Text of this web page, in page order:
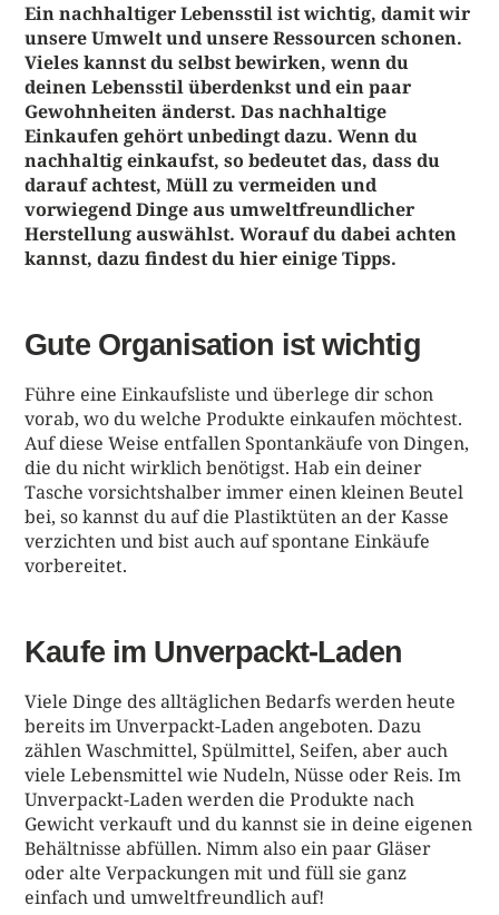
Ein nachhaltiger Lebensstil ist wichtig, damit wir
unsere Umwelt und unsere Ressourcen schonen.
Vieles kannst du selbst bewirken, wenn du
deinen Lebensstil überdenkst und ein paar
Gewohnheiten änderst. Das nachhaltige
Einkaufen gehört unbedingt dazu. Wenn du
nachhaltig einkaufst, so bedeutet das, dass du
darauf achtest, Müll zu vermeiden und
vorwiegend Dinge aus umweltfreundlicher
Herstellung auswählst. Worauf du dabei achten
kannst, dazu findest du hier einige Tipps.
Gute Organisation ist wichtig
Führe eine Einkaufsliste und überlege dir schon
vorab, wo du welche Produkte einkaufen möchtest.
Auf diese Weise entfallen Spontankäufe von Dingen,
die du nicht wirklich benötigst. Hab ein deiner
Tasche vorsichtshalber immer einen kleinen Beutel
bei, so kannst du auf die Plastiktüten an der Kasse
verzichten und bist auch auf spontane Einkäufe
vorbereitet.
Kaufe im Unverpackt-Laden
Viele Dinge des alltäglichen Bedarfs werden heute
bereits im Unverpackt-Laden angeboten. Dazu
zählen Waschmittel, Spülmittel, Seifen, aber auch
viele Lebensmittel wie Nudeln, Nüsse oder Reis. Im
Unverpackt-Laden werden die Produkte nach
Gewicht verkauft und du kannst sie in deine eigenen
Behältnisse abfüllen. Nimm also ein paar Gläser
oder alte Verpackungen mit und füll sie ganz
einfach und umweltfreundlich auf!